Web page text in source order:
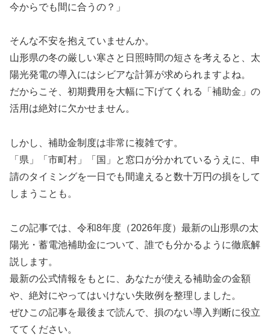
今からでも間に合うの？」
そんな不安を抱えていませんか。
山形県の冬の厳しい寒さと日照時間の短さを考えると、太
陽光発電の導入にはシビアな計算が求められますよね。
だからこそ、初期費用を大幅に下げてくれる「補助金」の
活用は絶対に欠かせません。
しかし、補助金制度は非常に複雑です。
「県」「市町村」「国」と窓口が分かれているうえに、申
請のタイミングを一日でも間違えると数十万円の損をして
しまうことも。
この記事では、令和8年度（2026年度）最新の山形県の太
陽光・蓄電池補助金について、誰でも分かるように徹底解
説します。
最新の公式情報をもとに、あなたが使える補助金の金額
や、絶対にやってはいけない失敗例を整理しました。
ぜひこの記事を最後まで読んで、損のない導入判断に役立
ててください。